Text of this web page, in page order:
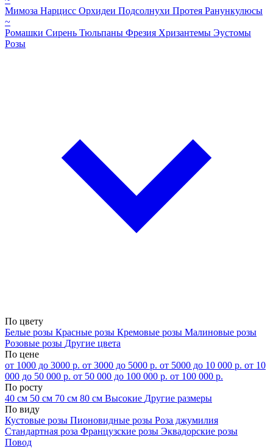
Мимоза Нарцисс Орхидеи Подсолнухи Протея Ранункулюсы
~
Ромашки Сирень Тюльпаны Фрезия Хризантемы Эустомы
Розы
По цвету
Белые розы Красные розы Кремовые розы Малиновые розы
Розовые розы Другие цвета
По цене
от 1000 до 3000 р. от 3000 до 5000 р. от 5000 до 10 000 р. от 10
000 до 50 000 р. от 50 000 до 100 000 р. от 100 000 р.
По росту
40 см 50 см 70 см 80 см Высокие Другие размеры
По виду
Кустовые розы Пионовидные розы Роза джумилия
Стандартная роза Французские розы Эквадорские розы
Повод